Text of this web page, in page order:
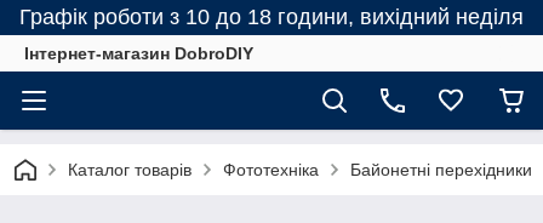
Графік роботи з 10 до 18 години, вихідний неділя
Інтернет-магазин DobroDIY
Каталог товарів Фототехніка Байонетні перехідники